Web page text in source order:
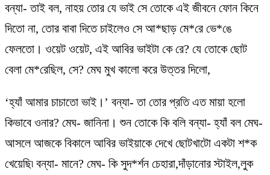
বন্যা- তাই বল, নাহয় তোর যে ভাই সে তোকে এই জীবনে ফোন কিনে
দিতো না, তোর বাবা দিতে চাইলেও সে আ*ছাড় মে*রে ভে*ঙে
ফেলতো। ওয়েট ওয়েট, এই আবির ভাইটা কে রে? যে তোকে ছোট
বেলা মে*রেছিল, সে? মেঘ মুখ কালো করে উত্তর দিলো,
‘হ্যাঁ আমার চাচাতো ভাই।’ বন্যা- তা তোর প্রতি এত মায়া হলো
কিভাবে ওনার? মেঘ- জানিনা। শুন তোকে কি বলি বন্যা- হ্যাঁ বল মেঘ-
আসলে আজকে বিকালে আবির ভাইয়াকে দেখে ছোটখাটো একটা শ*ক
খেয়েছি৷ বন্যা- মানে? মেঘ- কি সুদ*র্শন চেহারা,দাঁড়ানোর স্টাইল,লুক